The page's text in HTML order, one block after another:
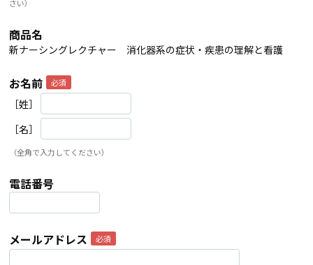
さい）
商品名
新ナーシングレクチャー 消化器系の症状・疾患の理解と看護
お名前
［姓］
［名］
（全角で入力してください）
電話番号
メールアドレス